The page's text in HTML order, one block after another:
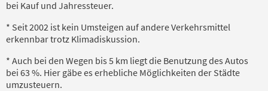
bei Kauf und Jahressteuer.
* Seit 2002 ist kein Umsteigen auf andere Verkehrsmittel
erkennbar trotz Klimadiskussion.
* Auch bei den Wegen bis 5 km liegt die Benutzung des Autos
bei 63 %. Hier gäbe es erhebliche Möglichkeiten der Städte
umzusteuern.